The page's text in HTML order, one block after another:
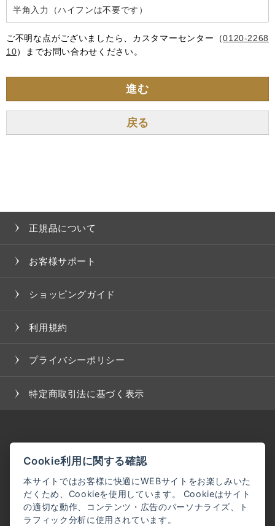
半角入力（ハイフンは不要です）
ご不明な点がございましたら、カスタマーセンター（0120-2268
10）までお問い合わせください。
進む
正規品について
お客様サポート
ショッピングガイド
利用規約
プライバシーポリシー
特定商取引法に基づく表示
Cookie利用に関する確認
本サイトではお客様に快適にWEBサイトをお楽しみいた
だくため、Cookieを使用しています。 Cookieはサイト
の適切な動作、コンテンツ・広告のパーソナライズ、ト
ラフィック分析に使用されています。